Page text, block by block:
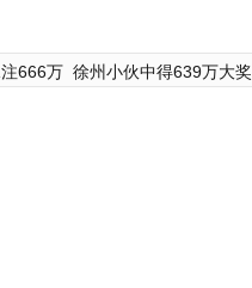
666万 徐州小伙中得639万大奖